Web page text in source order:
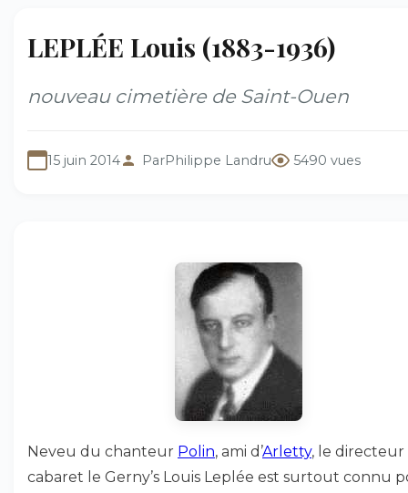
LEPLÉE Louis (1883-1936)
nouveau cimetière de Saint-Ouen
15 juin 2014 ParPhilippe Landru 5490 vues
Neveu du chanteur Polin, ami d’Arletty, le
cabaret le Gerny’s Louis Leplée est surtout connu